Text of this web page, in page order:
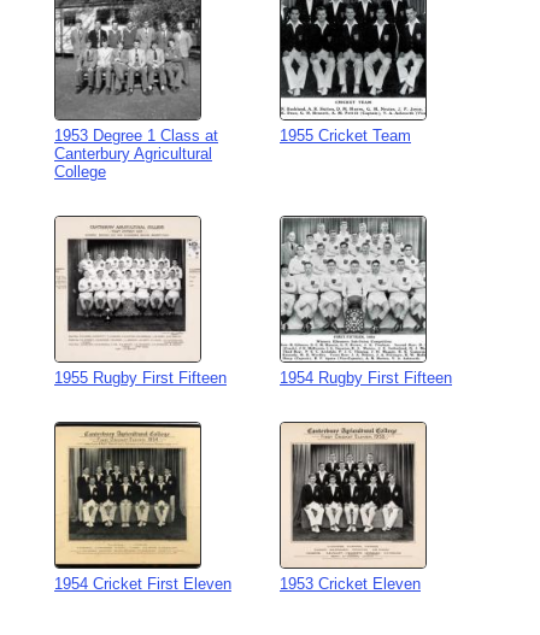
1953 Degree 1 Class at
Canterbury Agricultural
College
1955 Cricket Team
1955 Rugby First Fifteen 1954 Rugby First Fifteen
1954 Cricket First Eleven 1953 Cricket Eleven